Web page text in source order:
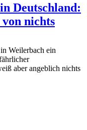
Deutschland:
nichts
Weilerbach ein
aber angeblich nichts